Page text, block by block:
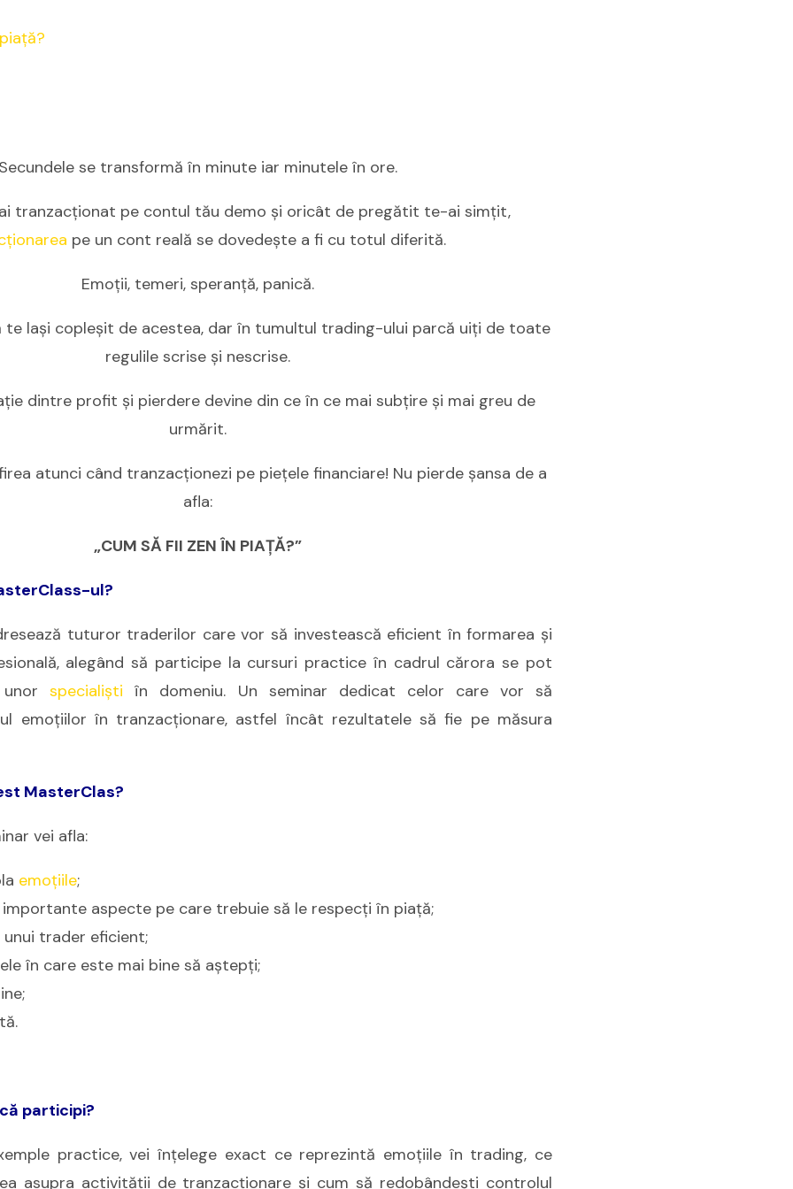
se transformă în minute iar minutele în ore.
tranzacţionat pe contul tău demo şi oricât de pregătit te-ai simţit,
pe un cont reală se dovedeşte a fi cu totul diferită.
Emoţii, temeri, speranţă, panică.
te laşi copleşit de acestea, dar în tumultul trading-ului parcă uiţi de toate
regulile scrise şi nescrise.
dintre profit şi pierdere devine din ce în ce mai subţire şi mai greu de
urmărit.
atunci când tranzacţionezi pe pieţele financiare! Nu pierde şansa de a
afla:
„CUM SĂ FII ZEN ÎN PIAŢĂ?”
ul?
tuturor traderilor care vor să investească eficient în formarea şi
alegând să participe la cursuri practice în cadrul cărora se pot
specialişti în domeniu. Un seminar dedicat celor care vor să
emoţiilor în tranzacţionare, astfel încât rezultatele să fie pe măsura
MasterClas?
vei afla:
emoțiile;
aspecte pe care trebuie să le respecți în piață;
trader eficient;
în care este mai bine să aștepți;
participi?
practice, vei înţelege exact ce reprezintă emoţiile în trading, ce
asupra activităţii de tranzacţionare şi cum să redobândeşti controlul